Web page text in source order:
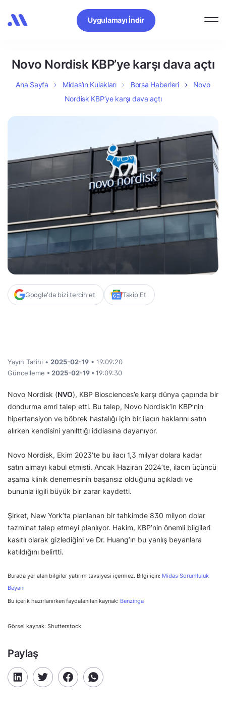
Uygulamayı İndir
Novo Nordisk KBP’ye karşı dava açtı
Ana Sayfa Midas’ın Kulakları Borsa Haberleri
Novo
Nordisk KBP’ye karşı dava açtı
Google'da bizi tercih et Takip Et
Yayın Tarihi • 2025-02-19 • 19:09:20
Güncelleme • 2025-02-19 • 19:09:30
Novo Nordisk (NVO), KBP Biosciences’e karşı dünya çapında bir
dondurma emri talep etti. Bu talep, Novo Nordisk’in KBP’nin
hipertansiyon ve böbrek hastalığı için bir ilacın haklarını satın
alırken kendisini yanılttığı iddiasına dayanıyor.
Novo Nordisk, Ekim 2023’te bu ilacı 1,3 milyar dolara kadar
satın almayı kabul etmişti. Ancak Haziran 2024’te, ilacın üçüncü
aşama klinik denemesinin başarısız olduğunu açıkladı ve
bununla ilgili büyük bir zarar kaydetti.
Şirket, New York’ta planlanan bir tahkimde 830 milyon dolar
tazminat talep etmeyi planlıyor. Hakim, KBP’nin önemli bilgileri
kasıtlı olarak gizlediğini ve Dr. Huang’ın bu yanlış beyanlara
katıldığını belirtti.
Burada yer alan bilgiler yatırım tavsiyesi içermez. Bilgi için: Midas Sorumluluk
Beyanı
Bu içerik hazırlanırken faydalanılan kaynak: Benzinga
Görsel kaynak: Shutterstock
Paylaş